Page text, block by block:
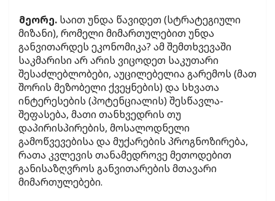
მეორე. საით უნდა წავიდეთ (სტრატეგიული
მიზანი), რომელი მიმართულებით უნდა
განვითარდეს ეკონომიკა? ამ შემთხვევაში
საკმარისი არ არის ვიცოდეთ საკუთარი
შესაძლებლობები, აუცილებელია გარემოს (მათ
შორის მეზობელი ქვეყნების) და სხვათა
ინტერესების (პოტენციალის) შესწავლა-
შეფასება, მათი თანხვედრის თუ
დაპირისპირების, მოსალოდნელი
გამოწვევებისა და მუქარების პროგნოზირება,
რათა კვლევის თანამედროვე მეთოდებით
განისაზღვროს განვითარების მთავარი
მიმართულებები.